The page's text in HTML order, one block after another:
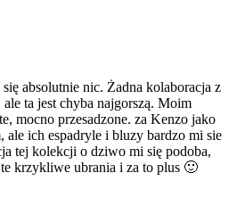
absolutnie nic. Żadna kolaboracja z
ta jest chyba najgorszą. Moim
mocno przesadzone. za Kenzo jako
ale ich espadryle i bluzy bardzo mi sie
tej kolekcji o dziwo mi się podoba,
krzykliwe ubrania i za to plus 🙂